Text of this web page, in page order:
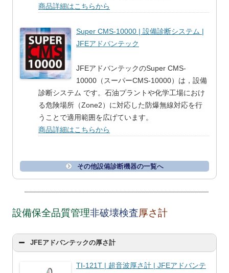
商品詳細はこちらから
Super CMS-10000 | 設備診断システム |
JFEアドバンテック
JFEアドバンテックのSuper CMS-
10000（スーパーCMS-10000）は，設備
診断システム です。石油プラントや化学工場におけ
る危険場所（Zone2）に対応した防爆無線対応を行
うことで適用範囲を広げています。
商品詳細はこちらから
その他設備診断機器の一覧へ
設備保全品質管理非破壊検査厚さ計
JFEアドバンテックの厚さ計
TI-121T | 超音波厚さ計 | JFEアドバンテ